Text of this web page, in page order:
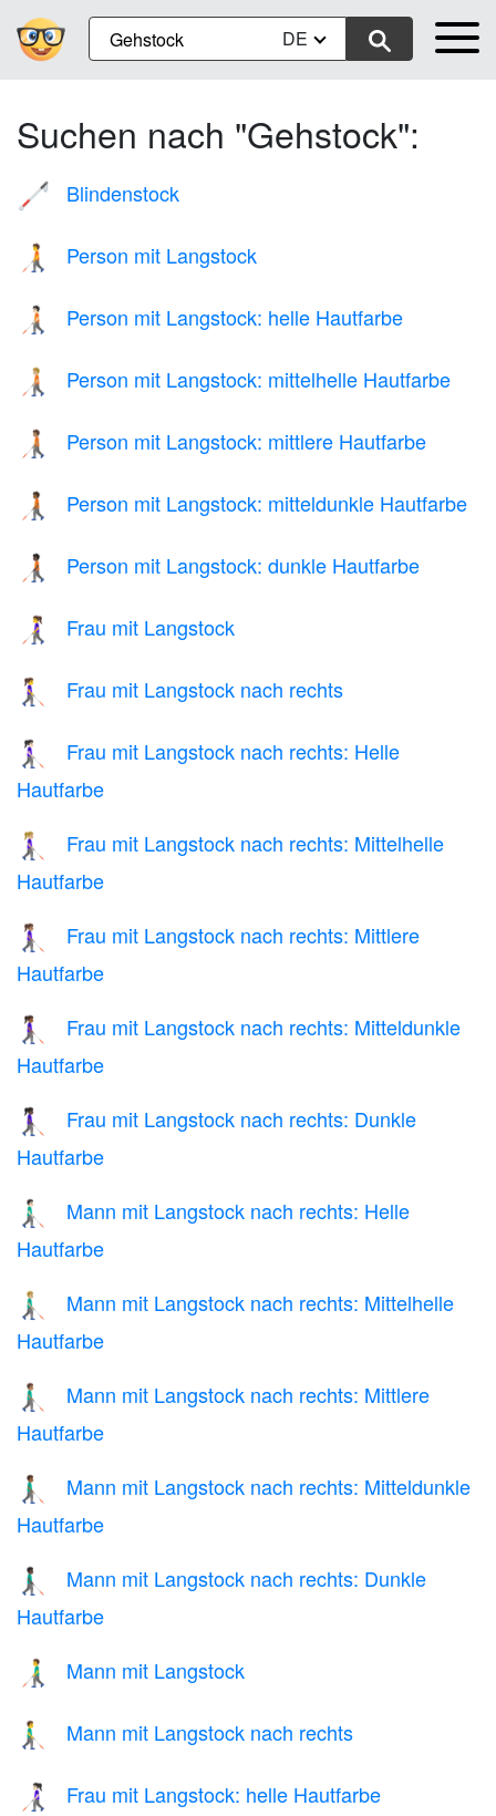
DE
Suchen nach "Gehstock":
🦯 Blindenstock
🧑‍🦯 Person mit Langstock
🧑🏻‍🦯 Person mit Langstock: helle Hautfarbe
🧑🏼‍🦯 Person mit Langstock: mittelhelle Hautfarbe
🧑🏽‍🦯 Person mit Langstock: mittlere Hautfarbe
🧑🏾‍🦯 Person mit Langstock: mitteldunkle Hautfarbe
🧑🏿‍🦯 Person mit Langstock: dunkle Hautfarbe
👩‍🦯 Frau mit Langstock
👩‍🦯‍➡️ Frau mit Langstock nach rechts
👩🏻‍🦯‍➡️
Frau mit Langstock nach rechts: Helle
Hautfarbe
👩🏼‍🦯‍➡️
Frau mit Langstock nach rechts: Mittelhelle
Hautfarbe
👩🏽‍🦯‍➡️
Frau mit Langstock nach rechts: Mittlere
Hautfarbe
👩🏾‍🦯‍➡️
Frau mit Langstock nach rechts: Mitteldunkle
Hautfarbe
👩🏿‍🦯‍➡️
Frau mit Langstock nach rechts: Dunkle
Hautfarbe
👨🏻‍🦯‍➡️
Mann mit Langstock nach rechts: Helle
Hautfarbe
👨🏼‍🦯‍➡️
Mann mit Langstock nach rechts: Mittelhelle
Hautfarbe
👨🏽‍🦯‍➡️
Mann mit Langstock nach rechts: Mittlere
Hautfarbe
👨🏾‍🦯‍➡️
Mann mit Langstock nach rechts: Mitteldunkle
Hautfarbe
👨🏿‍🦯‍➡️
Mann mit Langstock nach rechts: Dunkle
Hautfarbe
👨‍🦯 Mann mit Langstock
👨‍🦯‍➡️ Mann mit Langstock nach rechts
👩🏻‍🦯 Frau mit Langstock: helle Hautfarbe